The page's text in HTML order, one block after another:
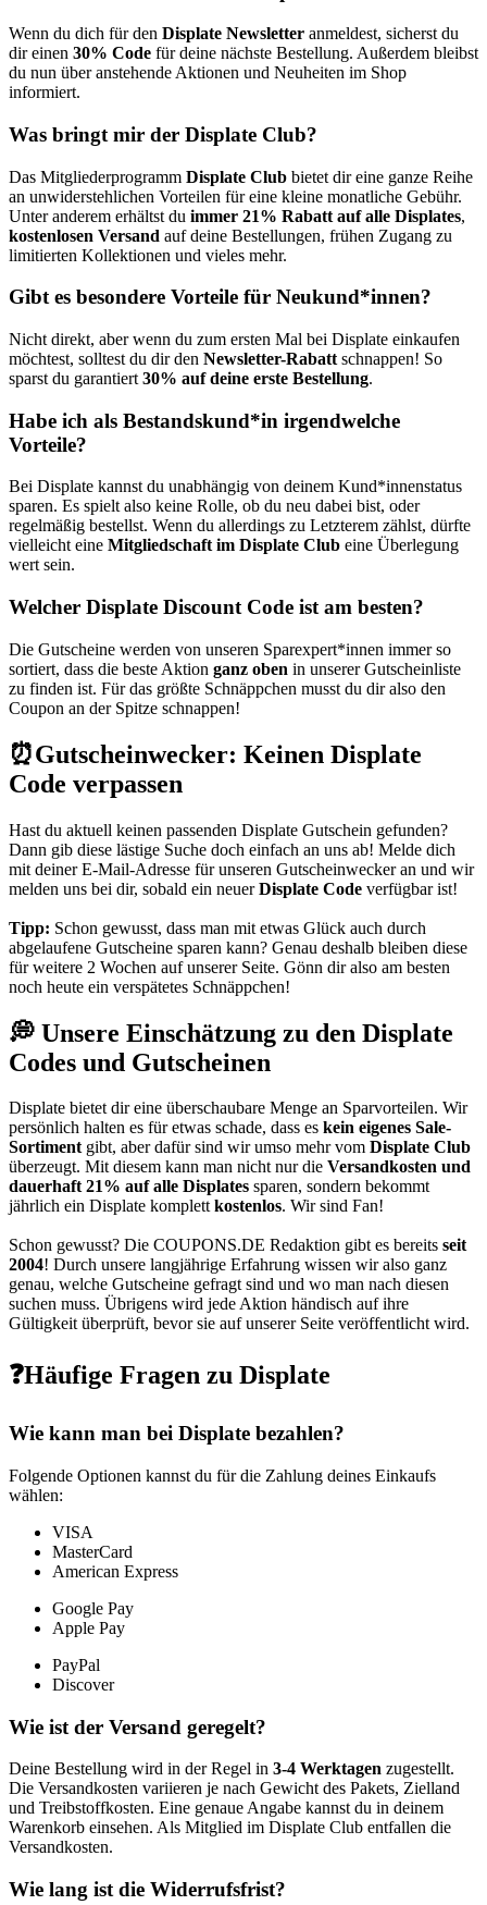
Wenn du dich für den Displate Newsletter anmeldest, sicherst du
dir einen 30% Code für deine nächste Bestellung. Außerdem bleibst
du nun über anstehende Aktionen und Neuheiten im Shop
informiert.
Was bringt mir der Displate Club?
Das Mitgliederprogramm Displate Club bietet dir eine ganze Reihe
an unwiderstehlichen Vorteilen für eine kleine monatliche Gebühr.
Unter anderem erhältst du immer 21% Rabatt auf alle Displates,
kostenlosen Versand auf deine Bestellungen, frühen Zugang zu
limitierten Kollektionen und vieles mehr.
Gibt es besondere Vorteile für Neukund*innen?
Nicht direkt, aber wenn du zum ersten Mal bei Displate einkaufen
möchtest, solltest du dir den Newsletter-Rabatt schnappen! So
sparst du garantiert 30% auf deine erste Bestellung.
Habe ich als Bestandskund*in irgendwelche
Vorteile?
Bei Displate kannst du unabhängig von deinem Kund*innenstatus
sparen. Es spielt also keine Rolle, ob du neu dabei bist, oder
regelmäßig bestellst. Wenn du allerdings zu Letzterem zählst, dürfte
vielleicht eine Mitgliedschaft im Displate Club eine Überlegung
wert sein.
Welcher Displate Discount Code ist am besten?
Die Gutscheine werden von unseren Sparexpert*innen immer so
sortiert, dass die beste Aktion ganz oben in unserer Gutscheinliste
zu finden ist. Für das größte Schnäppchen musst du dir also den
Coupon an der Spitze schnappen!
⏰Gutscheinwecker: Keinen Displate
Code verpassen
Hast du aktuell keinen passenden Displate Gutschein gefunden?
Dann gib diese lästige Suche doch einfach an uns ab! Melde dich
mit deiner E-Mail-Adresse für unseren Gutscheinweckeran und wir
melden uns bei dir, sobald ein neuerDisplate Code verfügbar ist!
Tipp: Schon gewusst, dass man mit etwas Glück auch durch
abgelaufene Gutscheine sparen kann? Genau deshalb bleiben diese
für weitere 2 Wochen auf unserer Seite. Gönn dir also am besten
noch heute ein verspätetes Schnäppchen!
💭 Unsere Einschätzung zu den Displate
Codes und Gutscheinen
Displate bietet dir eine überschaubare Menge an Sparvorteilen. Wir
persönlich halten es für etwas schade, dass es kein eigenes Sale-
Sortimentgibt, aber dafür sind wir umso mehr vom Displate Club
überzeugt. Mit diesem kann man nicht nur die Versandkosten und
dauerhaft 21% auf alle Displates sparen, sondern bekommt
jährlich ein Displate komplettkostenlos. Wir sind Fan!
Schon gewusst? Die COUPONS.DE Redaktion gibt es bereits seit
2004! Durch unsere langjährige Erfahrung wissen wir also ganz
genau, welche Gutscheine gefragt sind und wo man nach diesen
suchen muss. Übrigens wird jede Aktion händisch auf ihre
Gültigkeit überprüft, bevor sie auf unserer Seite veröffentlicht wird.
❓Häufige Fragen zu Displate
Wie kann man bei Displate bezahlen?
Folgende Optionen kannst du für die Zahlung deines Einkaufs
wählen:
VISA
MasterCard
American Express
Google Pay
Apple Pay
PayPal
Discover
Wie ist der Versand geregelt?
Deine Bestellung wird in der Regel in 3-4 Werktagen zugestellt.
Die Versandkosten variieren je nach Gewicht des Pakets, Zielland
und Treibstoffkosten. Eine genaue Angabe kannst du in deinem
Warenkorb einsehen. Als Mitglied im Displate Club entfallen die
Versandkosten.
Wie lang ist die Widerrufsfrist?